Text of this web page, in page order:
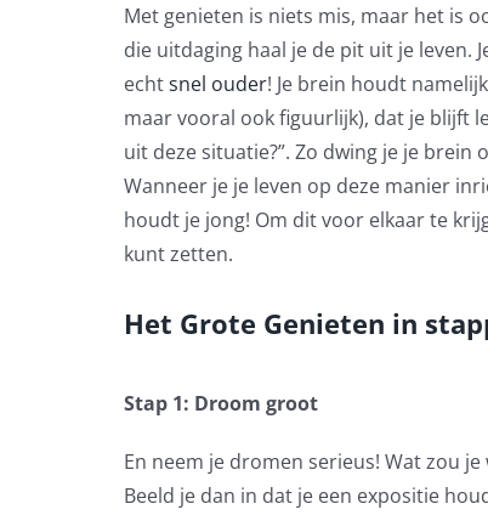
Met genieten is niets mis, maar het is
die uitdaging haal je de pit uit je leven.
echtsnel ouder! Je brein houdt
maar vooral ook figuurlijk), dat je blijft
uit deze situatie?”. Zo dwing je je
Wanneer je je leven op deze manier
houdt je jong! Om dit voor elkaar te
kunt zetten.
Het Grote Genieten in
Stap 1: Droom groot
En neem je dromen serieus! Wat zou
Beeld je dan in dat je een expositie